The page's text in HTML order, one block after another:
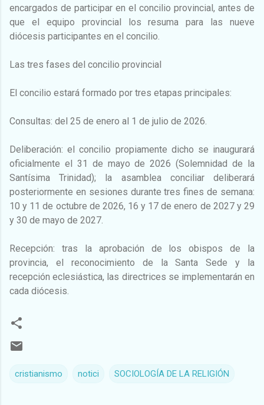
encargados de participar en el concilio provincial, antes de
que el equipo provincial los resuma para las nueve
diócesis participantes en el concilio.
Las tres fases del concilio provincial
El concilio estará formado por tres etapas principales:
Consultas: del 25 de enero al 1 de julio de 2026.
Deliberación: el concilio propiamente dicho se inaugurará
oficialmente el 31 de mayo de 2026 (Solemnidad de la
Santísima Trinidad); la asamblea conciliar deliberará
posteriormente en sesiones durante tres fines de semana:
10 y 11 de octubre de 2026, 16 y 17 de enero de 2027 y 29
y 30 de mayo de 2027.
Recepción: tras la aprobación de los obispos de la
provincia, el reconocimiento de la Santa Sede y la
recepción eclesiástica, las directrices se implementarán en
cada diócesis.
cristianismo notici SOCIOLOGÍA DE LA RELIGIÓN